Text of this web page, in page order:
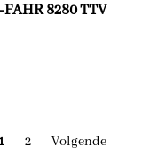
8280 TTV
2 Volgende